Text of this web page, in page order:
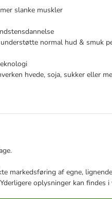
slanke muskler
normal hud & smuk
hvede, soja, sukker eller
markedsføring af egne,
oplysninger kan findes i